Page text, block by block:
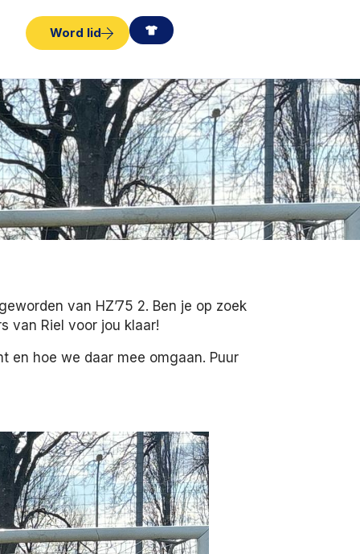
Word lid
van HZ’75 2. Ben je op zoek
van Riel voor jou klaar!
en hoe we daar mee omgaan. Puur